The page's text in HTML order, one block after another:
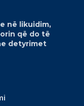
në likuidim,
që do të
detyrimet